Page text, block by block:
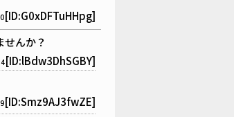
[ID:G0xDFTuHHpg]
んか？
[ID:lBdw3DhSGBY]
[ID:Smz9AJ3fwZE]